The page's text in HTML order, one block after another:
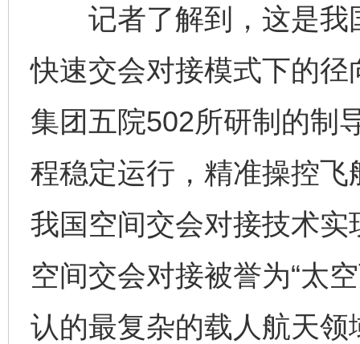
记者了解到，这是我
快速交会对接模式下的
集团五院502所研制的制
程稳定运行，精准操控
我国空间交会对接技术实
空间交会对接被誉为“太
认的最复杂的载人航天